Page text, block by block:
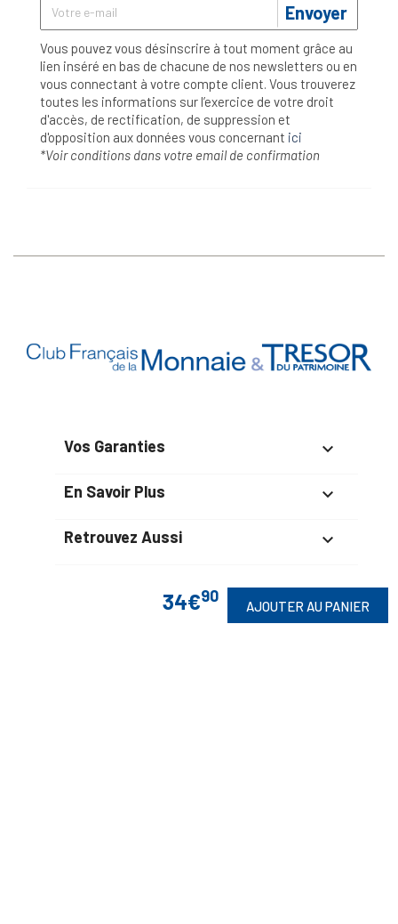
34€90
AJOUTER AU PANIER
Envoyer
Vous pouvez vous désinscrire à tout moment grâce au
lien inséré en bas de chacune de nos newsletters ou en
vous connectant à votre compte client. Vous trouverez
toutes les informations sur l’exercice de votre droit
d'accès, de rectification, de suppression et
d'opposition aux données vous concernant ici
*Voir conditions dans votre email de confirmation
Vos Garanties 
En Savoir Plus 
Retrouvez Aussi 